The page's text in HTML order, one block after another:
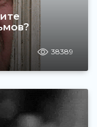
38389